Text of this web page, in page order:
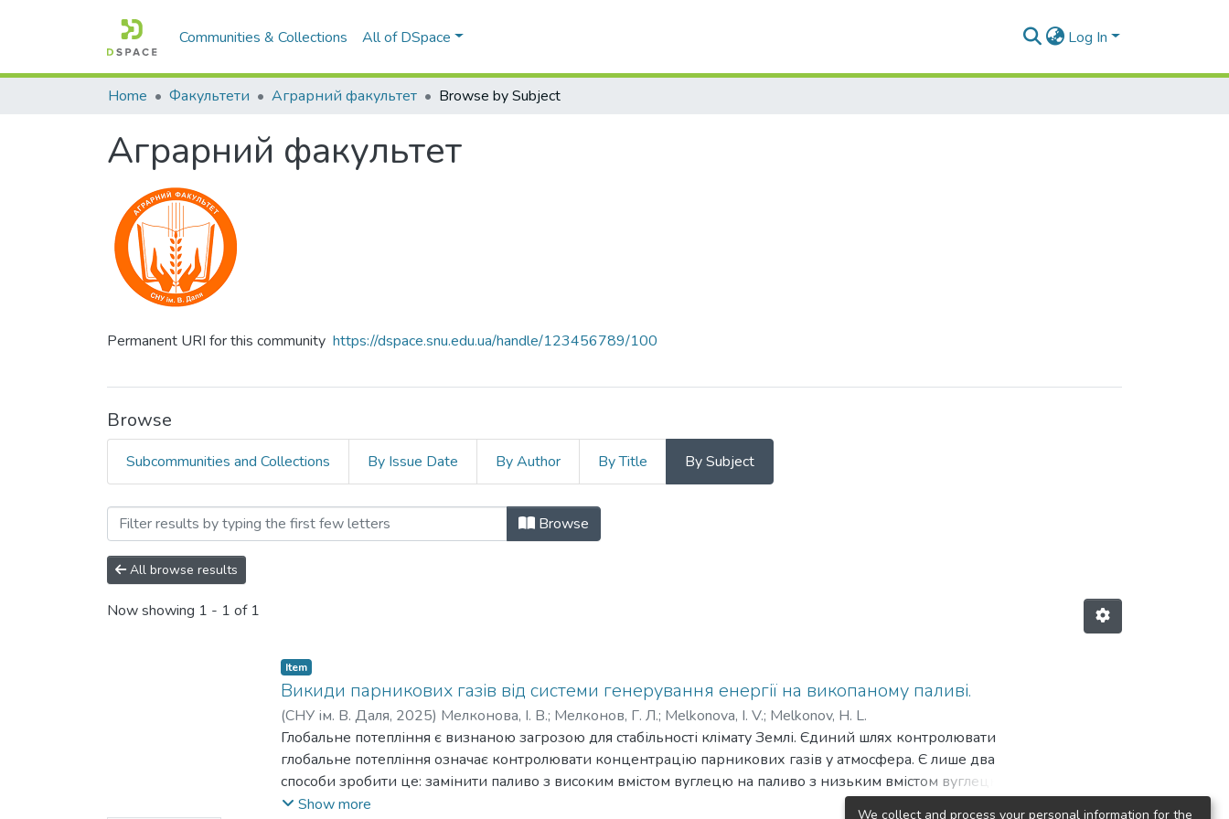
Communities & Collections All of DSpace Log In
Home Факультети Аграрний факультет Browse by Subject
Аграрний факультет
Permanent URI for this community https://dspace.snu.edu.ua/handle/123456789/100
Browse
Subcommunities and Collections By Issue Date By Author By Title By Subject
Browsing Аграрний факультет by Subject "викопне паливо"
Browse
All browse results
Now showing 1 - 1 of 1
Item
Викиди парникових газів від системи генерування енергії на викопаному паливі.
(СНУ ім. В. Даля, 2025) Мелконова, І. В.; Мелконов, Г. Л.; Melkonova, I. V.; Melkonov, H. L.
Глобальне потепління є визнаною загрозою для стабільності клімату Землі. Єдиний шлях контролювати
глобальне потепління означає контролювати концентрацію парникових газів у атмосфера. Є лише два
способи зробити це: замінити паливо з високим вмістом вуглецю на паливо з низьким вмістом вуглецю або
безвуглецеве паливо; виробляти та використовувати енергію більш ефективно. Концентрація вуглекислого
Show more
We collect and process your personal information for the